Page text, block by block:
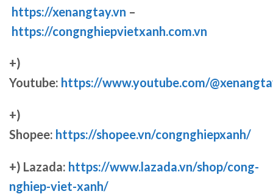
https://xenangtay.vn –
https://congnghiepvietxanh.com.vn
+)
Youtube: https://www.youtube.com/
+)
Shopee: https://shopee.vn/congnghiepxanh/
+) Lazada: https://www.lazada.vn/shop/cong-
nghiep-viet-xanh/